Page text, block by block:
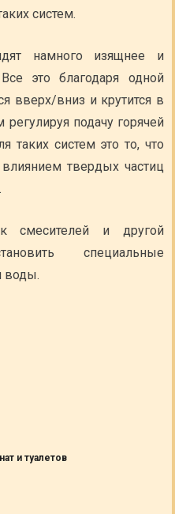
систем.
намного изящнее и
это благодаря одной
вверх/вниз и крутится в
подачу горячей
таких систем это то, что
твердых частиц
смесителей и другой
специальные
воды.
и туалетов